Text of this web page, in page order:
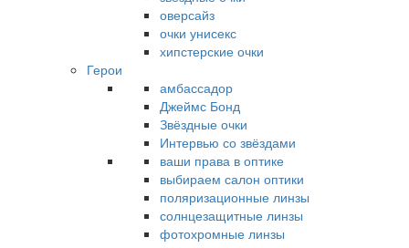
оверсайз
очки унисекс
хипстерские очки
Герои
амбассадор
Джеймс Бонд
Звёздные очки
Интервью со звёздами
ваши права в оптике
выбираем салон оптики
поляризационные линзы
солнцезащитные линзы
фотохромные линзы